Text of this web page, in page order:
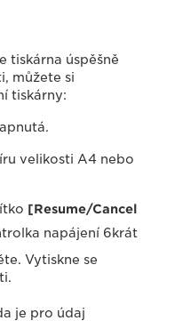
tiskárna úspěšně
můžete si
tiskárny:
velikosti A4 nebo
[Resume/Cancel
napájení 6krát
Vytiskne se
je pro údaj